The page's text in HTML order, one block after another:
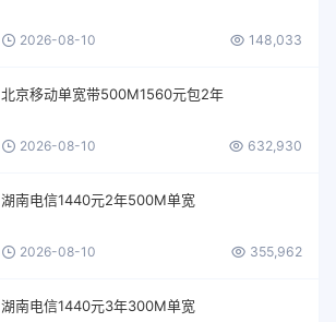
2026-08-10 148,033
北京移动单宽带500M1560元包2年
2026-08-10 632,930
湖南电信1440元2年500M单宽
2026-08-10 355,962
湖南电信1440元3年300M单宽